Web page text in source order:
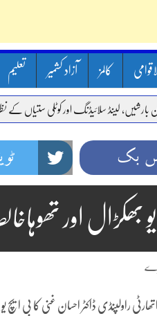
کالمز آزاد کشمیر تعلیم
لینڈ سلائیڈنگ اور کوٹلی ستیاں کے نظر انداز
بک
بھکڑال اور
راولپنڈی ڈاکٹر احسان غنی کا بی ایچ